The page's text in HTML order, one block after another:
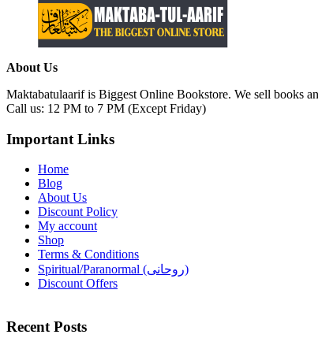
About Us
Maktabatulaarif is Biggest Online Bookstore. We sell books
Call us: 12 PM to 7 PM (Except Friday)
Important Links
Home
Blog
About Us
Discount Policy
My account
Shop
Terms & Conditions
Spiritual/Paranormal (روحانی)
Discount Offers
Recent Posts